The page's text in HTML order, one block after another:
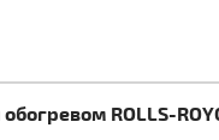
ROLLS-